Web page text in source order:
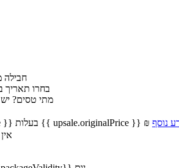
חבילה
בחרו תאריך
מתי טסים?
{{ upsale.mainTitle }} בעלות {{ upsale.originalPrice }} ₪ נוסף